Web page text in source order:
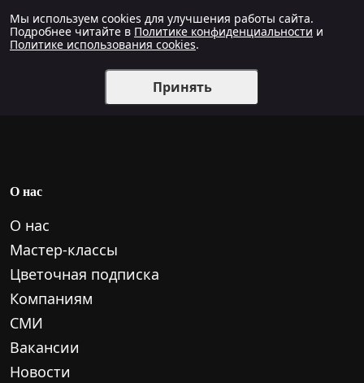
Мы используем cookies для улучшения работы сайта.
Подробнее читайте в Политике конфиденциальности и
Политике использования cookies.
Принять
О нас
О нас
Мастер-классы
Цветочная подписка
Компаниям
СМИ
Вакансии
Новости